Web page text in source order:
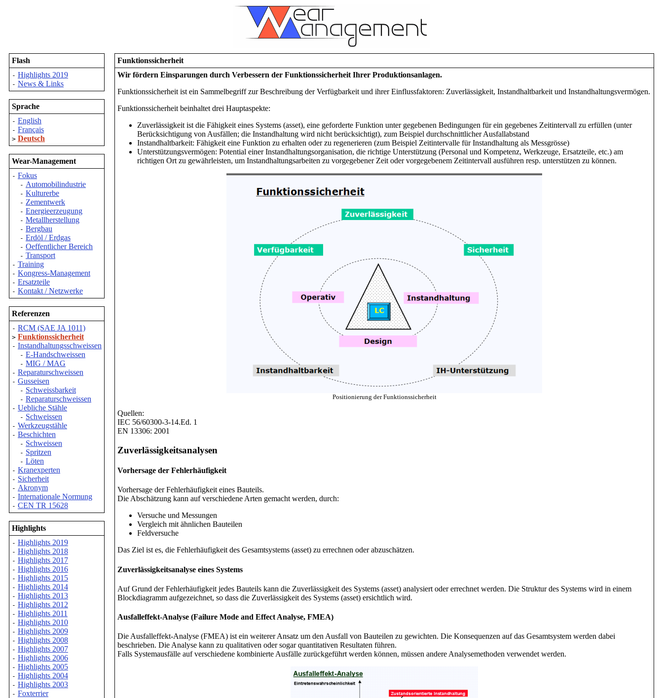
Flash
- Highlights 2019
- News & Links
Sprache
- English
- Français
> Deutsch
Wear-Management
- Fokus
- Automobilindustrie
- Kulturerbe
- Zementwerk
- Energieerzeugung
- Metallherstellung
- Bergbau
- Erdöl / Erdgas
- Oeffentlicher Bereich
- Transport
- Training
- Kongress-Management
- Ersatzteile
- Kontakt / Netzwerke
Referenzen
- RCM (SAE JA 1011)
> Funktionssicherheit
- Instandhaltungsschweissen
- E-Handschweissen
- MIG / MAG
- Reparaturschweissen
- Gusseisen
- Schweissbarkeit
- Reparaturschweissen
- Uebliche Stähle
- Schweissen
- Werkzeugstähle
- Beschichten
- Schweissen
- Spritzen
- Löten
- Kranexperten
- Sicherheit
- Akronym
- Internationale Normung
- CEN TR 15628
Highlights
- Highlights 2019
- Highlights 2018
- Highlights 2017
- Highlights 2016
- Highlights 2015
- Highlights 2014
- Highlights 2013
- Highlights 2012
- Highlights 2011
- Highlights 2010
- Highlights 2009
- Highlights 2008
- Highlights 2007
- Highlights 2006
- Highlights 2005
- Highlights 2004
- Highlights 2003
- Foxterrier
Funktionssicherheit
Wir fördern Einsparungen durch Verbessern der Funktionssicherheit Ihrer Produktionsanlagen.
Funktionssicherheit ist ein Sammelbegriff zur Beschreibung der Verfügbarkeit und ihrer Einflussfaktoren: Zuverlässigkeit, Instandhaltbarkeit und Instandhaltungsvermögen.
Funktionssicherheit beinhaltet drei Hauptaspekte:
Zuverlässigkeit ist die Fähigkeit eines Systems (asset), eine geforderte Funktion unter gegebenen Bedingungen für ein gegebenes Zeitintervall zu erfüllen (unter
Berücksichtigung von Ausfällen; die Instandhaltung wird nicht berücksichtigt), zum Beispiel durchschnittlicher Ausfallabstand
Instandhaltbarkeit: Fähigkeit eine Funktion zu erhalten oder zu regenerieren (zum Beispiel Zeitintervalle für Instandhaltung als Messgrösse)
Unterstützungsvermögen: Potential einer Instandhaltungsorganisation, die richtige Unterstützung (Personal und Kompetenz, Werkzeuge, Ersatzteile, etc.) am
richtigen Ort zu gewährleisten, um Instandhaltungsarbeiten zu vorgegebener Zeit oder vorgegebenem Zeitintervall ausführen resp. unterstützen zu können.
Positionierung der Funktionssicherheit
Quellen:
IEC 56/60300-3-14.Ed. 1
EN 13306: 2001
Zuverlässigkeitsanalysen
Vorhersage der Fehlerhäufigkeit
Vorhersage der Fehlerhäufigkeit eines Bauteils.
Die Abschätzung kann auf verschiedene Arten gemacht werden, durch:
Versuche und Messungen
Vergleich mit ähnlichen Bauteilen
Feldversuche
Das Ziel ist es, die Fehlerhäufigkeit des Gesamtsystems (asset) zu errechnen oder abzuschätzen.
Zuverlässigkeitsanalyse eines Systems
Auf Grund der Fehlerhäufigkeit jedes Bauteils kann die Zuverlässigkeit des Systems (asset) analysiert oder errechnet werden. Die Struktur des Systems wird in einem
Blockdiagramm aufgezeichnet, so dass die Zuverlässigkeit des Systems (asset) ersichtlich wird.
Ausfalleffekt-Analyse (Failure Mode and Effect Analyse, FMEA)
Die Ausfalleffekt-Analyse (FMEA) ist ein weiterer Ansatz um den Ausfall von Bauteilen zu gewichten. Die Konsequenzen auf das Gesamtsystem werden dabei
beschrieben. Die Analyse kann zu qualitativen oder sogar quantitativen Resultaten führen.
Falls Systemausfälle auf verschiedene kombinierte Ausfälle zurückgeführt werden können, müssen andere Analysemethoden verwendet werden.